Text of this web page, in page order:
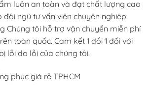
luôn an toàn và đạt chất lượng cao
đội ngũ tư vấn viên chuyên nghiệp.
Chúng tôi hỗ trợ vận chuyển miễn phí
toàn quốc. Cam kết 1 đổi 1 đối với
lỗi do lỗi của chúng tôi.